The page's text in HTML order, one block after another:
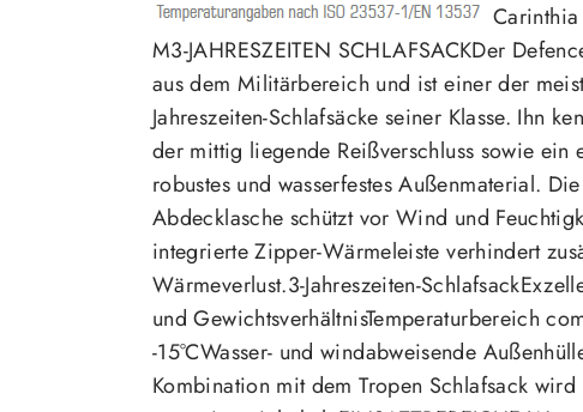
M3-JAHRESZEITEN SCHLAFSACKDer
aus dem Militärbereich und ist einer der
Jahreszeiten-Schlafsäcke seiner Klasse. Ihn
der mittig liegende Reißverschluss sowie ein
robustes und wasserfestes Außenmaterial.
Abdecklasche schützt vor Wind und
integrierte Zipper-Wärmeleiste verhindert
Wärmeverlust.3-Jahreszeiten-
und GewichtsverhältnisTemperaturbereich
-15°CWasser- und windabweisende
Kombination mit dem Tropen Schlafsack wird